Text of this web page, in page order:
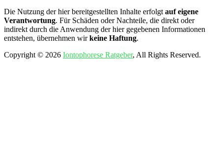
Die Nutzung der hier bereitgestellten Inhalte erfolgt auf eigene
Verantwortung. Für Schäden oder Nachteile, die direkt oder
indirekt durch die Anwendung der hier gegebenen Informationen
entstehen, übernehmen wirkeine Haftung.
Copyright © 2026 Iontophorese Ratgeber, All Rights Reserved.